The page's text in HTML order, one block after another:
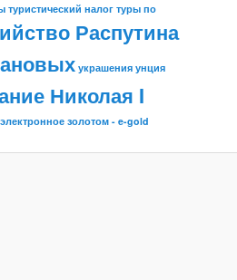
туристический налог туры по
Распутина
украшения унция
Николая I
электронное золотом - e-gold